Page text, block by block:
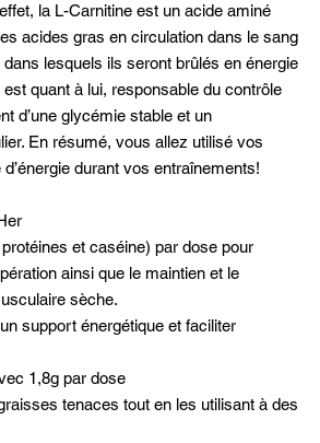
la L-Carnitine est un acide aminé
acides gras en circulation dans le sang
lesquels ils seront brûlés en énergie
quant à lui, responsable du contrôle
d’une glycémie stable et un
En résumé, vous allez utilisé vos
durant vos entraînements!
et caséine) par dose pour
ainsi que le maintien et le
sèche.
support énergétique et faciliter
1,8g par dose
tenaces tout en les utilisant à des